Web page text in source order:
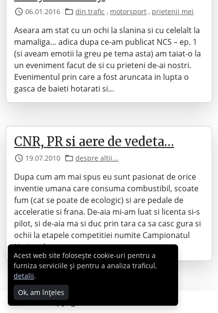
06.01.2016 din trafic , motorsport , prietenii mei
Aseara am stat cu un ochi la slanina si cu celelalt la
mamaliga… adica dupa ce-am publicat NCS – ep. 1
(si aveam emotii la greu pe tema asta) am taiat-o la
un eveniment facut de si cu prieteni de-ai nostri.
Evenimentul prin care a fost aruncata in lupta o
gasca de baieti hotarati si…
CNR, PR si aere de vedeta…
19.07.2010 despre altii...
Dupa cum am mai spus eu sunt pasionat de orice
inventie umana care consuma combustibil, scoate
fum (cat se poate de ecologic) si are pedale de
acceleratie si frana. De-aia mi-am luat si licenta si-s
pilot, si de-aia ma si duc prin tara ca sa casc gura si
ochii la etapele competitiei numite Campionatul
National…
Copyright © 2007 - 2026 Cabral.ro
Acest web site folosește cookie-uri pentru a
furniza serviciile și pentru a analiza traficul,
detalii.
Ok, am înțeles